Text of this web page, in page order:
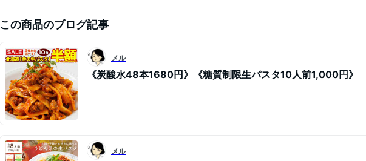
この商品のブログ記事
メル
《炭酸水48本1680円》《糖質制限生パスタ10人前1,000円》
メル